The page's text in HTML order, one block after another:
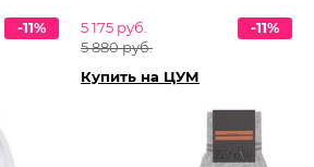
-11%
5 175 руб.
5 880 руб.
-11%
Купить на ЦУМ